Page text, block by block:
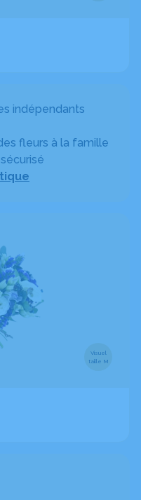
indépendants
fleurs à la famille
Visuel
taille M